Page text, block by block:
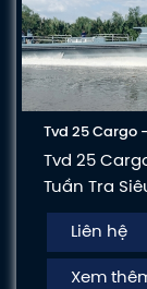
Tvd 25 Cargo
Tuần Tra Siêu
Tvd 25
Tuần Tra
Liên hệ
Xem